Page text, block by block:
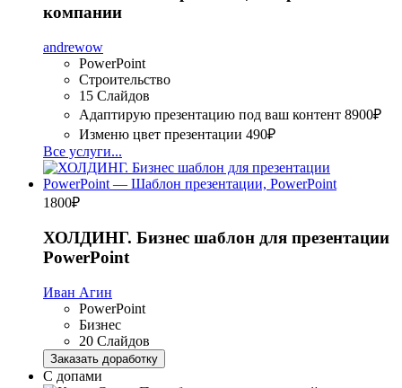
компании
andrewow
PowerPoint
Строительство
15 Слайдов
Адаптирую презентацию под ваш контент 8900₽
Изменю цвет презентации 490₽
Все услуги...
1800₽
ХОЛДИНГ. Бизнес шаблон для презентации
PowerPoint
Иван Агин
PowerPoint
Бизнес
20 Слайдов
Заказать доработку
С допами